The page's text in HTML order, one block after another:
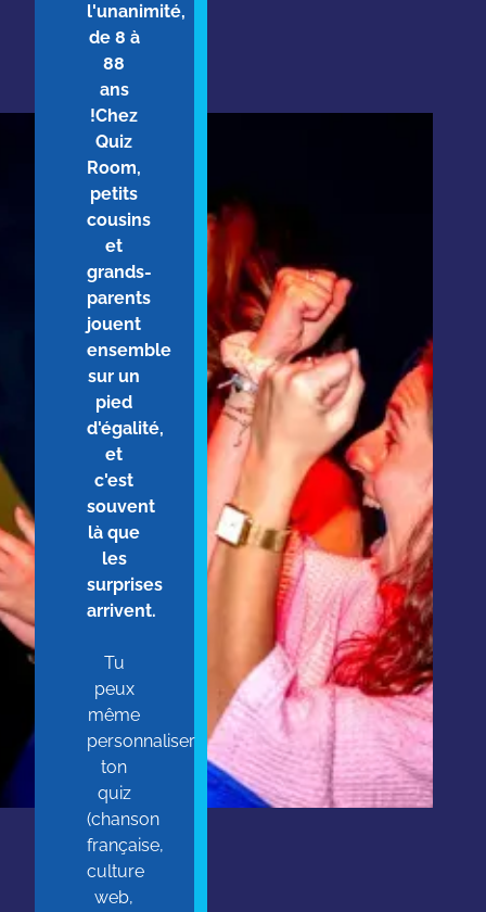
l'unanimité,
de 8 à
88
ans
!Chez
Quiz
Room,
petits
cousins
et
grands-
parents
jouent
ensemble
sur un
pied
d'égalité,
et
c'est
souvent
là que
les
surprises
arrivent.
Tu
peux
même
personnaliser
ton
quiz
(chanson
française,
culture
web,